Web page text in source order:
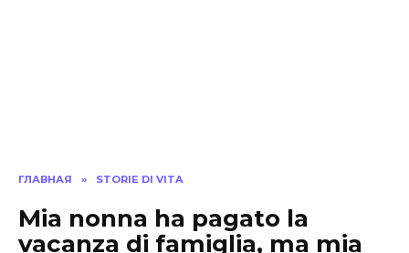
ГЛАВНАЯ » STORIE DI VITA
Mia nonna ha pagato la
vacanza di famiglia, ma mia